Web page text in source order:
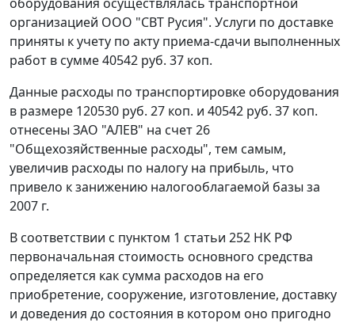
организацией ООО "СВТ Русия". Услуги по доставке
приняты к учету по акту приема-сдачи выполненных
работ в сумме 40542 руб. 37 коп.
Данные расходы по транспортировке оборудования
в размере 120530 руб. 27 коп. и 40542 руб. 37 коп.
отнесены ЗАО "АЛЕВ" на счет 26
"Общехозяйственные расходы", тем самым,
увеличив расходы по налогу на прибыль, что
привело к занижению налогооблагаемой базы за
2007 г.
В соответствии с пунктом 1 статьи 252 НК РФ
первоначальная стоимость основного средства
определяется как сумма расходов на его
приобретение, сооружение, изготовление, доставку
и доведения до состояния в котором оно пригодно